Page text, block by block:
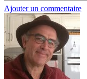
Ajouter un commentaire